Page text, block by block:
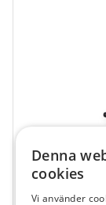
Denna
cookies
Vi använder